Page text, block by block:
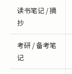
读书笔记 / 摘
抄
考研 / 备考笔
记